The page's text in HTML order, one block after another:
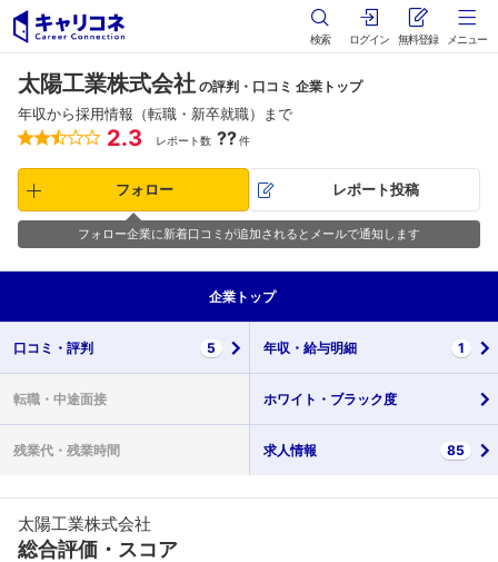
検索 ログイン 無料登録 メニュー
太陽工業株式会社 の評判・口コミ 企業トップ
年収から採用情報（転職・新卒就職）まで
2.3 レポート数 ??件
フォロー レポート投稿
フォロー企業に新着口コミが追加されるとメールで通知します
企業 トップ
口コミ・ 評判 5 年収・ 給与明細 1
転職・ 中途面接 ホワイト・ ブラック度
残業代・ 残業時間 求人情報 85
太陽工業株式会社
総合評価・スコア